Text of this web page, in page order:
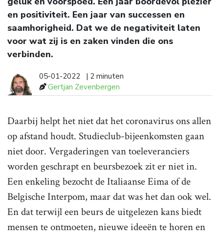
en positiviteit. Een jaar van successen en
saamhorigheid. Dat we de negativiteit laten
voor wat zij is en zaken vinden die ons
verbinden.
05-01-2022
| 2 minuten
Gertjan Zevenbergen
Daarbij helpt het niet dat het coronavirus ons allen
op afstand houdt. Studieclub-bijeenkomsten gaan
niet door. Vergaderingen van toeleveranciers
worden geschrapt en beursbezoek zit er niet in.
Een enkeling bezocht de Italiaanse Eima of de
Belgische Interpom, maar dat was het dan ook wel.
En dat terwijl een beurs de uitgelezen kans biedt
mensen te ontmoeten, nieuwe ideeën te horen en